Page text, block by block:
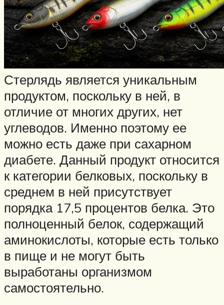
Стерлядь является уникальным
продуктом, поскольку в ней, в
отличие от многих других, нет
углеводов. Именно поэтому ее
можно есть даже при сахарном
диабете. Данный продукт относится
к категории белковых, поскольку в
среднем в ней присутствует
порядка 17,5 процентов белка. Это
полноценный белок, содержащий
аминокислоты, которые есть только
в пище и не могут быть
выработаны организмом
самостоятельно.